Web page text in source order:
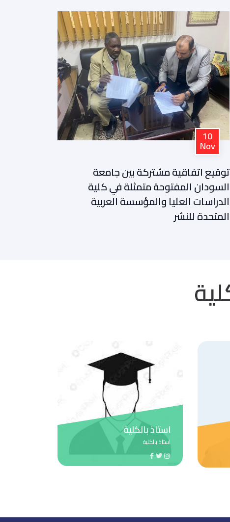
مشتركة بين جامعة
متمثلة في كلية
والمؤسسة العربية
27
Jul
بحضور والي
تفاهم بين هيئة إذاعة
البحرالأحمر وجامعة
استاذ بالكلية اميرة الخير